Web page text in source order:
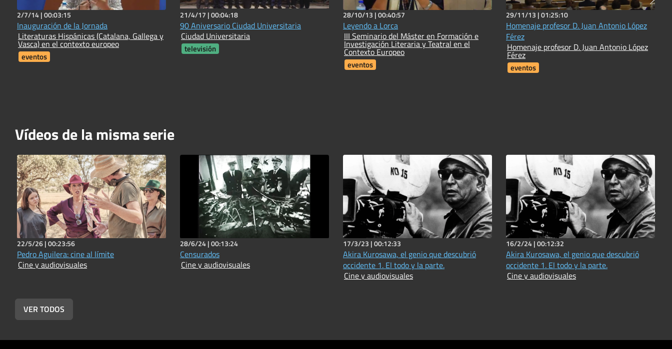
2/7/14 |00:03:15
Inauguración de la Jornada
Literaturas Hispánicas (Catalana, Gallega y
Vasca) en el contexto europeo
eventos
21/4/17 |00:04:18
90 Aniversario Ciudad Universitaria
Ciudad Universitaria
televisión
28/10/13 |00:40:57
Leyendo a Lorca
III Seminario del Máster en Formación e
Investigación Literaria y Teatral en el
Contexto Europeo
eventos
29/11/13 |01:25:10
Homenaje profesor D. Juan Antonio López
Férez
Homenaje profesor D. Juan Antonio López
Férez
eventos
Vídeos de la misma serie
22/5/26 |00:23:56
Pedro Aguilera: cine al límite
Cine y audiovisuales
28/6/24 |00:13:24
Censurados
Cine y audiovisuales
17/3/23 |00:12:33
Akira Kurosawa, el genio que descubrió
occidente 1. El todo y la parte.
Cine y audiovisuales
16/2/24 |00:12:32
Akira Kurosawa, el genio que descubrió
occidente 1. El todo y la parte.
Cine y audiovisuales
VER TODOS